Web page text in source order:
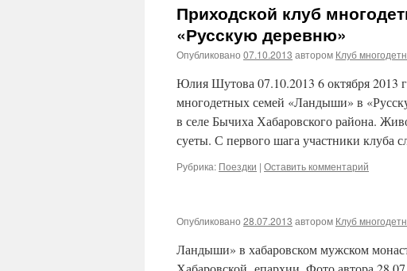
Приходской клуб
«Русскую деревню»
Опубликовано 07.10.2013 автором Клуб
Юлия Шутова 07.10.2013 6 октября 2013
многодетных семей «Ландыши» в
в селе Бычиха Хабаровского района.
суеты. С первого шага участники клуба
Рубрика: Поездки | Оставить комментарий
Опубликовано 28.07.2013 автором Клуб
Ландыши» в хабаровском мужском